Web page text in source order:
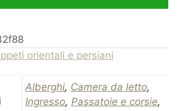
orientali e persiani
Alberghi, Camera da letto,
Ingresso, Passatoie e corsie,